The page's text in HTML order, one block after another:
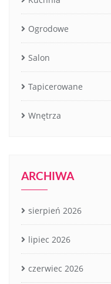
Ogrodowe
Salon
Tapicerowane
Wnętrza
ARCHIWA
sierpień 2026
lipiec 2026
czerwiec 2026